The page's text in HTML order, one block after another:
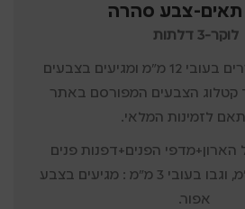
לוקר-3 דלתות
דלתות ארון הלוקרים בעובי 12 מ"מ ומגיעים בצבעים
קטלוג הצבעים המפורסם באתר
לזמינות המלאי.
הארון+מדפי הפנים+דפנות פנים
מגיעים בצבע
אפור.